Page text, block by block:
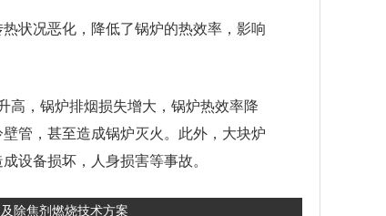
状况恶化，降低了锅炉的热效率，影响
，锅炉排烟损失增大，锅炉热效率降
管，甚至造成锅炉灭火。此外，大块炉
设备损坏，人身损害等事故。
除焦剂燃烧技术方案